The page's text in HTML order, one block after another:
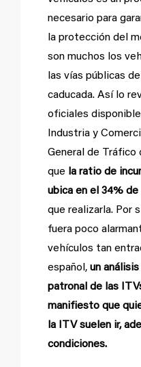
necesario para
la protección del
son muchos los
las vías públicas
caducada. Así lo
oficiales
Industria y
General de Tráfico
que la ratio de
ubica en el 34%
que realizarla. Por
fuera poco
vehículos tan
español, un
patronal de las
manifiesto que
la ITV suelen ir,
condiciones.